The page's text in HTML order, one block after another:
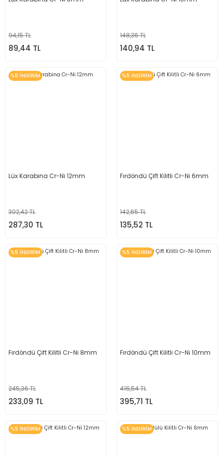
94,15 TL
89,44 TL
148,36 TL
140,94 TL
%5 İNDİRİM
Lüx Karabina Cr-Ni 12mm
302,42 TL
287,30 TL
%5 İNDİRİM
Fırdöndü Çift Kilitli Cr-Ni 6mm
142,65 TL
135,52 TL
%5 İNDİRİM
Fırdöndü Çift Kilitli Cr-Ni 8mm
245,36 TL
233,09 TL
%5 İNDİRİM
Fırdöndü Çift Kilitli Cr-Ni 10mm
416,54 TL
395,71 TL
%5 İNDİRİM %5 İNDİRİM